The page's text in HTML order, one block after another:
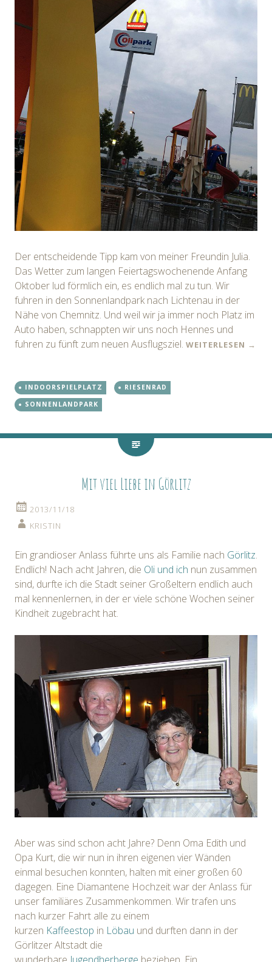
Der entscheidende Tipp kam von meiner Freundin Julia.
Das Wetter zum langen Feiertagswochenende Anfang
Oktober lud förmlich ein, es endlich mal zu tun. Wir
fuhren in den Sonnenlandpark nach Lichtenau in der
Nähe von Chemnitz. Und weil wir ja immer noch Platz im
Auto haben, schnappten wir uns noch Hennes und
fuhren zu fünft zum neuen Ausflugsziel. WEITERLESEN →
INDOORSPIELPLATZ
RIESENRAD
SONNENLANDPARK
Mit viel Liebe in Görlitz
2013/11/18
KRISTIN
Ein grandioser Anlass führte uns als Familie nach Görlitz.
Endlich! Nach acht Jahren, die Oli und ich nun zusammen
sind, durfte ich die Stadt seiner Großeltern endlich auch
mal kennenlernen, in der er viele schöne Wochen seiner
Kindheit zugebracht hat.
Aber was sind schon acht Jahre? Denn Oma Edith und
Opa Kurt, die wir nun in ihren eigenen vier Wänden
einmal besuchen konnten, halten mit einer großen 60
dagegen. Eine Diamantene Hochzeit war der Anlass für
unser familiäres Zusammenkommen. Wir trafen uns
nach kurzer Fahrt alle zu einem
kurzen Kaffeestop in Löbau und durften dann in der
Görlitzer Altstadt die
wunderbare Jugendherberge beziehen. Ein